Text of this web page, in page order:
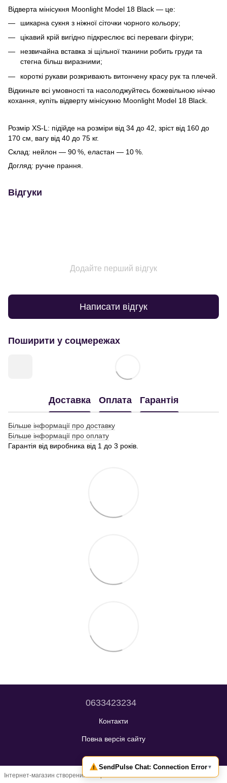
Відверта мінісукня Moonlight Model 18 Black — це:
шикарна сукня з ніжної сіточки чорного кольору;
цікавий крій вигідно підкреслює всі переваги фігури;
незвичайна вставка зі щільної тканини робить груди та
стегна більш виразними;
короткі рукави розкривають витончену красу рук та плечей.
Відкиньте всі умовності та насолоджуйтесь божевільною ніччю
кохання, купіть відверту мінісукню Moonlight Model 18 Black.
Розмір XS-L: підійде на розміри від 34 до 42, зріст від 160 до
170 см, вагу від 40 до 75 кг.
Склад: нейлон — 90 %, еластан — 10 %.
Догляд: ручне прання.
Відгуки
Додайте перший відгук
Написати відгук
Поширити у соцмережах
Доставка Оплата Гарантія
Більше інформації про доставку
Більше інформації про оплату
Гарантія від виробника від 1 до 3 років.
0633423234
Контакти
Повна версія сайту
Інтернет-магазин створений з Хорошоп